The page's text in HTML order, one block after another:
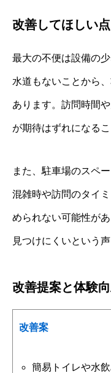
改善してほしい
最大の不便は設備の
水道もないことから
あります。訪問時間
が期待はずれになるこ
また、駐車場のスペ
混雑時や訪問のタイ
められない可能性が
見つけにくいという声
改善提案と体験
改善案
簡易トイレや水